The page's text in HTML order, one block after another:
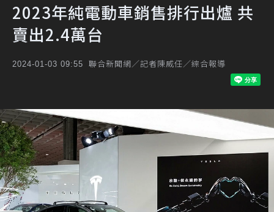
2023年純電動車銷售排行出爐 共
賣出2.4萬台
2024-01-03 09:55 聯合新聞網／記者陳威任／綜合報導